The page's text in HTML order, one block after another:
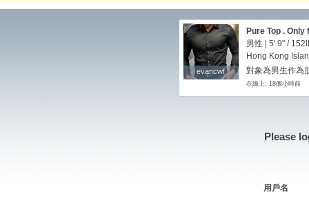
evancwf
evancwf
Pure Top .
man,same
gathering .
男性 | 5' 9" /
Hong Kong
對象為男生作為
在線上: 18個小時前
Please
用戶名